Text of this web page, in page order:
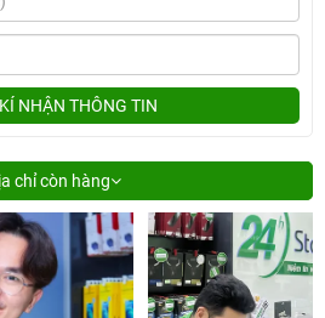
NHẬN THÔNG TIN
chỉ còn hàng